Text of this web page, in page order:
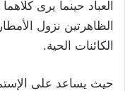
العباد حينما يرى
الظاهرتين نزول
الكائنات الحية.
حيث يساعد على